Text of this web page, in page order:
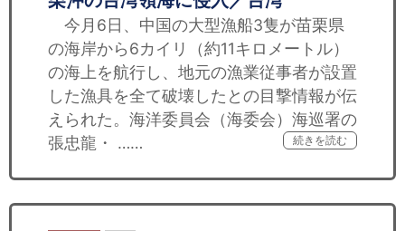
今月6日、中国の大型漁船3隻が苗栗県
の海岸から6カイリ（約11キロメートル）
の海上を航行し、地元の漁業従事者が設置
した漁具を全て破壊したとの目撃情報が伝
えられた。海洋委員会（海委会）海巡署の
張忠龍・ ……
続きを読む